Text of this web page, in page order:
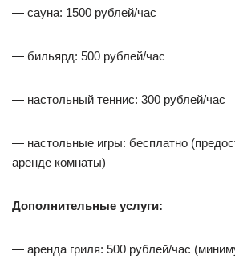
— сауна: 1500 рублей/час
— бильярд: 500 рублей/час
— настольный теннис: 300 рублей/час
— настольные игры: бесплатно
аренде комнаты)
Дополнительные услуги:
— аренда гриля: 500 рублей/час